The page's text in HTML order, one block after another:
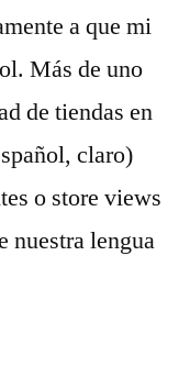
a que mi
Más de uno
de tiendas en
claro)
o store views
nuestra lengua